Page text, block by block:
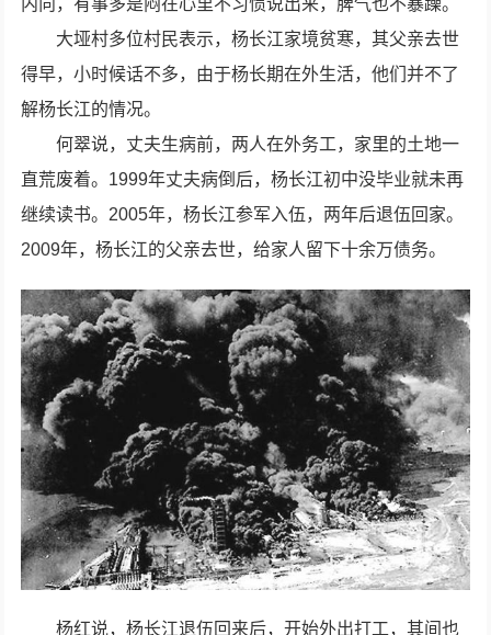
内向，有事多是闷在心里不习惯说出来，脾气也不暴躁。
大垭村多位村民表示，杨长江家境贫寒，其父亲去世
得早，小时候话不多，由于杨长期在外生活，他们并不了
解杨长江的情况。
何翠说，丈夫生病前，两人在外务工，家里的土地一
直荒废着。1999年丈夫病倒后，杨长江初中没毕业就未再
继续读书。2005年，杨长江参军入伍，两年后退伍回家。
2009年，杨长江的父亲去世，给家人留下十余万债务。
杨红说，杨长江退伍回来后，开始外出打工，其间也